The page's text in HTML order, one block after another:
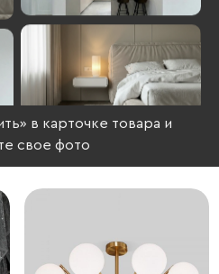
в карточке товара и
свое фото